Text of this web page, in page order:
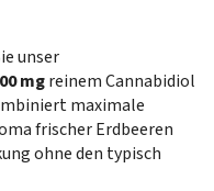
unser
mgreinem Cannabidiol
maximale
frischer Erdbeeren
ohne den typisch